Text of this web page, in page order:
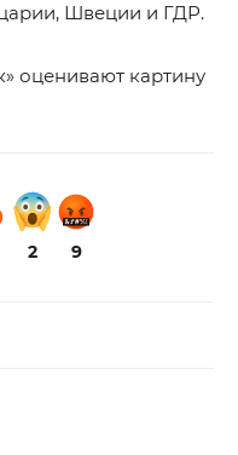
Швеции и ГДР.
оценивают картину
2 9